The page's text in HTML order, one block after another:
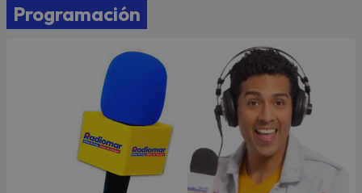
Programación